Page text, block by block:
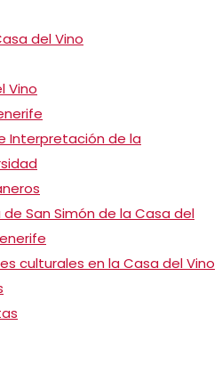
del Vino
Vino
Interpretación de la
de San Simón de la Casa del
culturales en la Casa del Vino